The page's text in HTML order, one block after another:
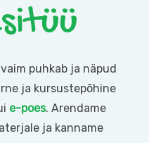
puhkab ja näpud
ja kursustepõhine
e-poes. Arendame
ja kanname